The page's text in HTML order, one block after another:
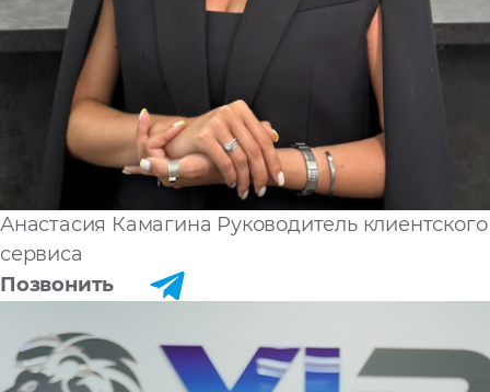
Анастасия Камагина Руководитель клиентского
сервиса
Позвонить